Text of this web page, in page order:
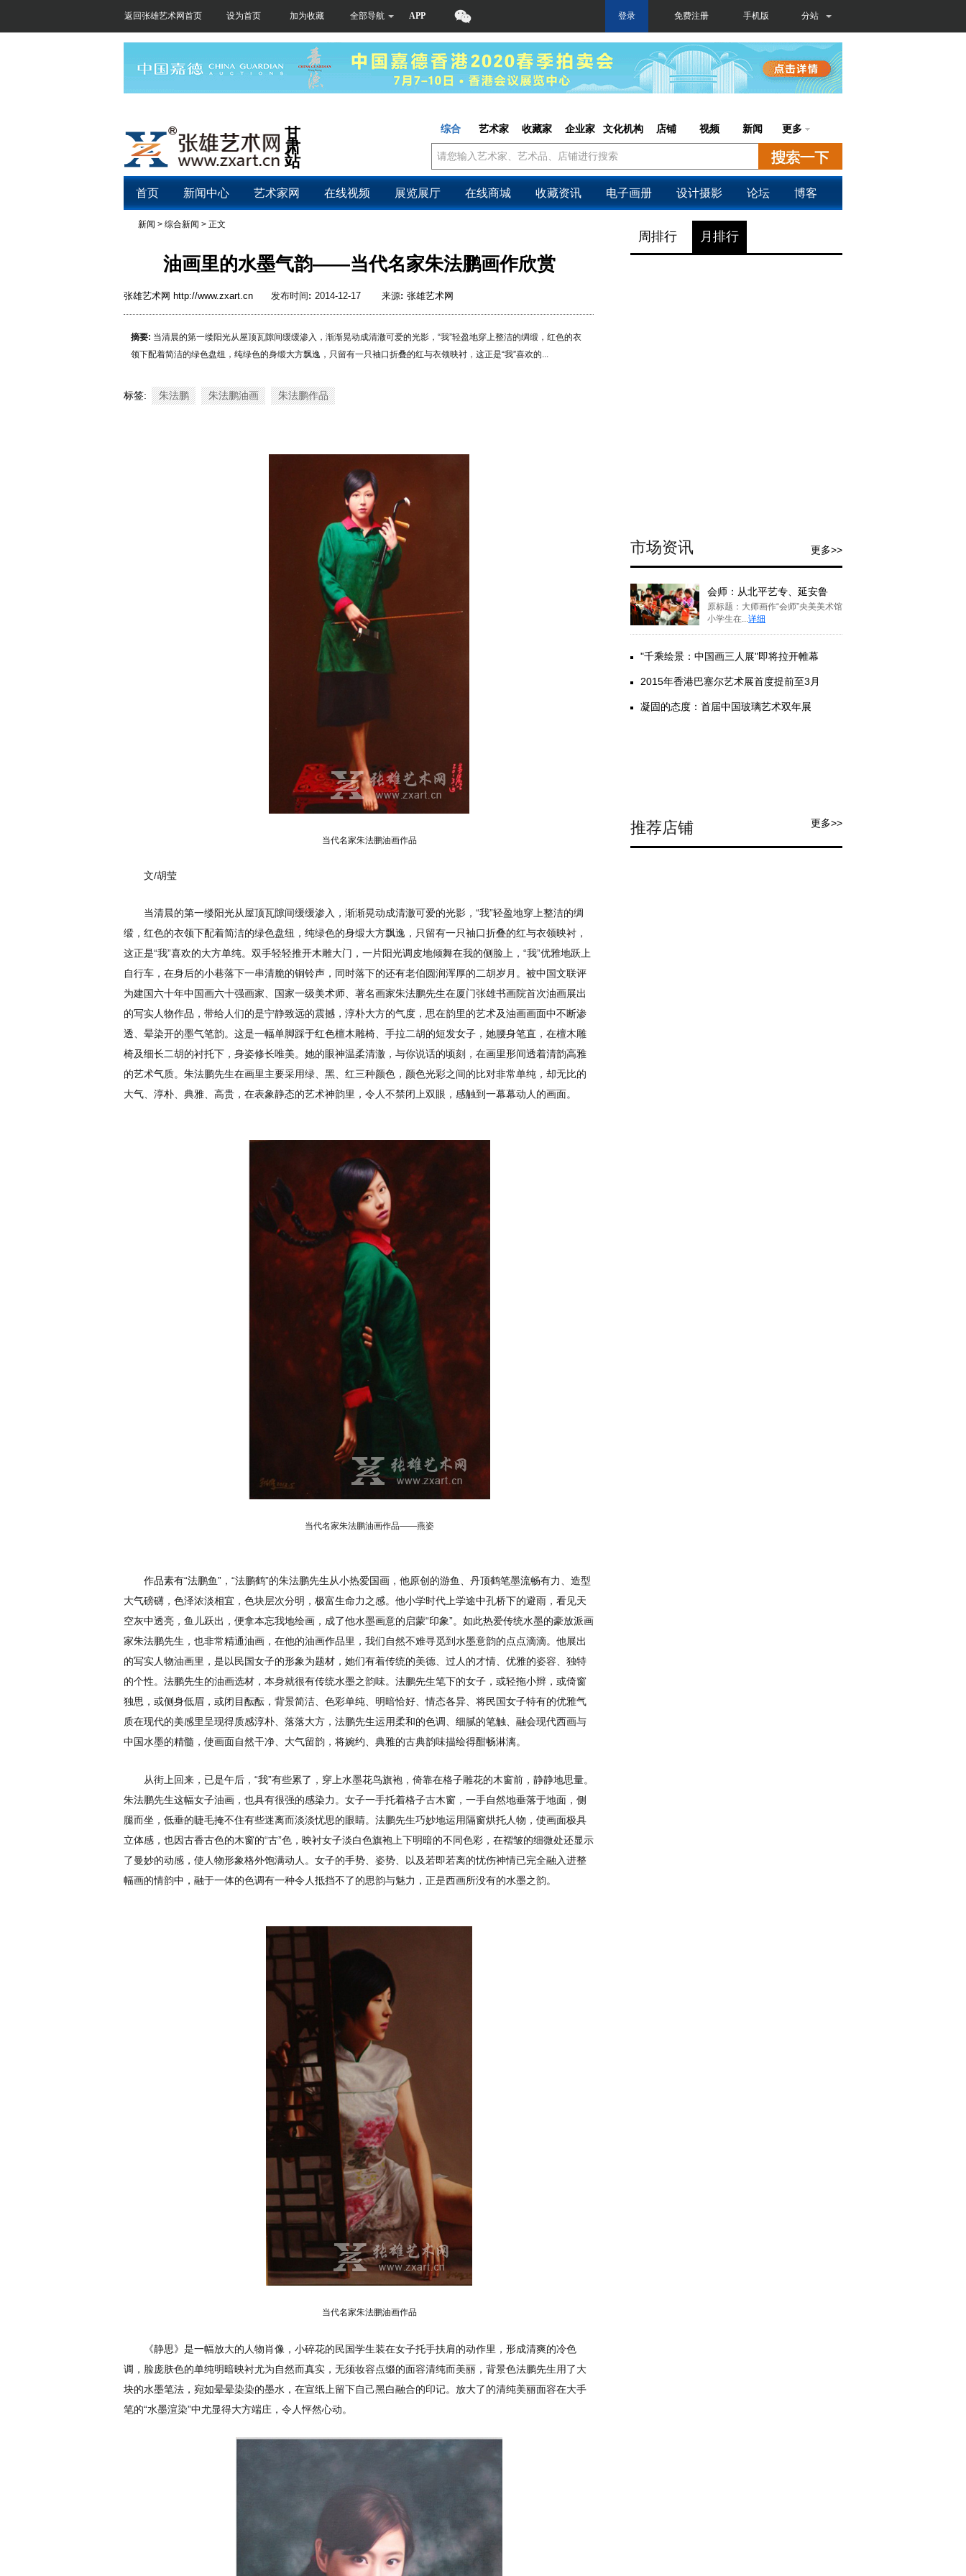
返回张雄艺术网首页 设为首页 加为收藏 全部导航 APP 分站
手机版
免费注册
登录
甘
肃
站
综合 艺术家 收藏家 企业家 文化机构 店铺 视频 新闻 更多
首页 新闻中心 艺术家网 在线视频 展览展厅 在线商城 收藏资讯 电子画册 设计摄影 论坛 博客
新闻 > 综合新闻 > 正文
油画里的水墨气韵——当代名家朱法鹏画作欣赏
张雄艺术网 http://www.zxart.cn 发布时间: 2014-12-17 来源: 张雄艺术网
摘要: 当清晨的第一缕阳光从屋顶瓦隙间缓缓渗入，渐渐晃动成清澈可爱的光影，“我”轻盈地穿上整洁的绸缎，红色的衣
领下配着简洁的绿色盘纽，纯绿色的身缎大方飘逸，只留有一只袖口折叠的红与衣领映衬，这正是“我”喜欢的...
标签: 朱法鹏 朱法鹏油画 朱法鹏作品
当代名家朱法鹏油画作品
文/胡莹
当清晨的第一缕阳光从屋顶瓦隙间缓缓渗入，渐渐晃动成清澈可爱的光影，“我”轻盈地穿上整洁的绸
缎，红色的衣领下配着简洁的绿色盘纽，纯绿色的身缎大方飘逸，只留有一只袖口折叠的红与衣领映衬，
这正是“我”喜欢的大方单纯。双手轻轻推开木雕大门，一片阳光调皮地倾舞在我的侧脸上，“我”优雅地跃上
自行车，在身后的小巷落下一串清脆的铜铃声，同时落下的还有老伯圆润浑厚的二胡岁月。被中国文联评
为建国六十年中国画六十强画家、国家一级美术师、著名画家朱法鹏先生在厦门张雄书画院首次油画展出
的写实人物作品，带给人们的是宁静致远的震撼，淳朴大方的气度，思在韵里的艺术及油画画面中不断渗
透、晕染开的墨气笔韵。这是一幅单脚踩于红色檀木雕椅、手拉二胡的短发女子，她腰身笔直，在檀木雕
椅及细长二胡的衬托下，身姿修长唯美。她的眼神温柔清澈，与你说话的顷刻，在画里形间透着清韵高雅
的艺术气质。朱法鹏先生在画里主要采用绿、黑、红三种颜色，颜色光彩之间的比对非常单纯，却无比的
大气、淳朴、典雅、高贵，在表象静态的艺术神韵里，令人不禁闭上双眼，感触到一幕幕动人的画面。
当代名家朱法鹏油画作品——燕姿
作品素有“法鹏鱼”，“法鹏鹤”的朱法鹏先生从小热爱国画，他原创的游鱼、丹顶鹤笔墨流畅有力、造型
大气磅礴，色泽浓淡相宜，色块层次分明，极富生命力之感。他小学时代上学途中孔桥下的避雨，看见天
空灰中透亮，鱼儿跃出，便拿本忘我地绘画，成了他水墨画意的启蒙“印象”。如此热爱传统水墨的豪放派画
家朱法鹏先生，也非常精通油画，在他的油画作品里，我们自然不难寻觅到水墨意韵的点点滴滴。他展出
的写实人物油画里，是以民国女子的形象为题材，她们有着传统的美德、过人的才情、优雅的姿容、独特
的个性。法鹏先生的油画选材，本身就很有传统水墨之韵味。法鹏先生笔下的女子，或轻拖小辫，或倚窗
独思，或侧身低眉，或闭目酝酝，背景简洁、色彩单纯、明暗恰好、情态各异、将民国女子特有的优雅气
质在现代的美感里呈现得质感淳朴、落落大方，法鹏先生运用柔和的色调、细腻的笔触、融会现代西画与
中国水墨的精髓，使画面自然干净、大气留韵，将婉约、典雅的古典韵味描绘得酣畅淋漓。
从街上回来，已是午后，“我”有些累了，穿上水墨花鸟旗袍，倚靠在格子雕花的木窗前，静静地思量。
朱法鹏先生这幅女子油画，也具有很强的感染力。女子一手托着格子古木窗，一手自然地垂落于地面，侧
腿而坐，低垂的睫毛掩不住有些迷离而淡淡忧思的眼睛。法鹏先生巧妙地运用隔窗烘托人物，使画面极具
立体感，也因古香古色的木窗的“古”色，映衬女子淡白色旗袍上下明暗的不同色彩，在褶皱的细微处还显示
了曼妙的动感，使人物形象格外饱满动人。女子的手势、姿势、以及若即若离的忧伤神情已完全融入进整
幅画的情韵中，融于一体的色调有一种令人抵挡不了的思韵与魅力，正是西画所没有的水墨之韵。
当代名家朱法鹏油画作品
《静思》是一幅放大的人物肖像，小碎花的民国学生装在女子托手扶肩的动作里，形成清爽的冷色
调，脸庞肤色的单纯明暗映衬尤为自然而真实，无须妆容点缀的面容清纯而美丽，背景色法鹏先生用了大
块的水墨笔法，宛如晕晕染染的墨水，在宣纸上留下自己黑白融合的印记。放大了的清纯美丽面容在大手
笔的“水墨渲染”中尤显得大方端庄，令人怦然心动。
周排行 月排行
市场资讯 更多>>
会师：从北平艺专、延安鲁
原标题：大师画作“会师”央美美术馆
小学生在...详细
"千乘绘景：中国画三人展"即将拉开帷幕
2015年香港巴塞尔艺术展首度提前至3月
凝固的态度：首届中国玻璃艺术双年展
更多>>
推荐店铺